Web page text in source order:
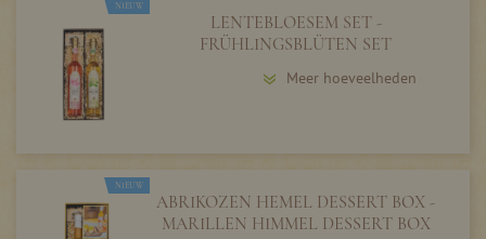
NIEUW
LENTEBLOESEM SET -
FRÜHLINGSBLÜTEN SET
Meer hoeveelheden
NIEUW
ABRIKOZEN HEMEL DESSERT BOX -
MARILLEN HIMMEL DESSERT BOX